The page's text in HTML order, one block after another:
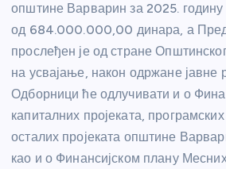
општине Варварин за 2025.
од 684.000.000,00 динара, а
прослеђен је од стране
на усвајање, након одржане јавне
Одборници ће одлучивати и о
капиталних пројеката,
осталих пројеката општине
као и о Финансијском плану